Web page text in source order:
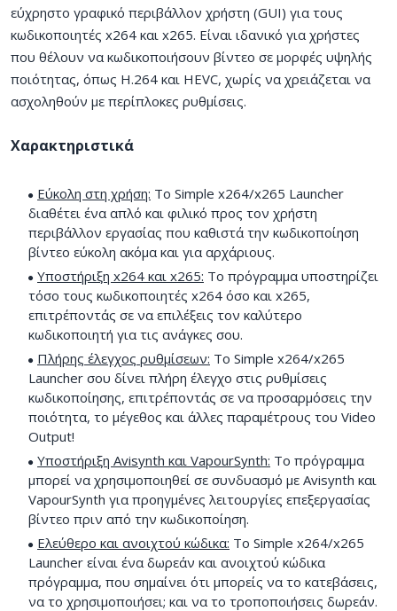
εύχρηστο γραφικό περιβάλλον χρήστη (GUI) για τους
κωδικοποιητές x264 και x265. Είναι ιδανικό για χρήστες
που θέλουν να κωδικοποιήσουν βίντεο σε μορφές υψηλής
ποιότητας, όπως H.264 και HEVC, χωρίς να χρειάζεται να
ασχοληθούν με περίπλοκες ρυθμίσεις.
Χαρακτηριστικά
Εύκολη στη χρήση: Το Simple x264/x265 Launcher
διαθέτει ένα απλό και φιλικό προς τον χρήστη
περιβάλλον εργασίας που καθιστά την κωδικοποίηση
βίντεο εύκολη ακόμα και για αρχάριους.
Υποστήριξη x264 και x265: Το πρόγραμμα υποστηρίζει
τόσο τους κωδικοποιητές x264 όσο και x265,
επιτρέποντάς σε να επιλέξεις τον καλύτερο
κωδικοποιητή για τις ανάγκες σου.
Πλήρης έλεγχος ρυθμίσεων: Το Simple x264/x265
Launcher σου δίνει πλήρη έλεγχο στις ρυθμίσεις
κωδικοποίησης, επιτρέποντάς σε να προσαρμόσεις την
ποιότητα, το μέγεθος και άλλες παραμέτρους του Video
Output!
Υποστήριξη Avisynth και VapourSynth: Το πρόγραμμα
μπορεί να χρησιμοποιηθεί σε συνδυασμό με Avisynth και
VapourSynth για προηγμένες λειτουργίες επεξεργασίας
βίντεο πριν από την κωδικοποίηση.
Ελεύθερο και ανοιχτού κώδικα: Το Simple x264/x265
Launcher είναι ένα δωρεάν και ανοιχτού κώδικα
πρόγραμμα, που σημαίνει ότι μπορείς να το κατεβάσεις,
να το χρησιμοποιήσει; και να το τροποποιήσεις δωρεάν.